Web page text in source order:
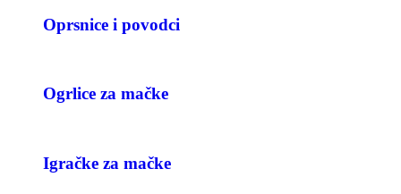
Oprsnice i povodci
Ogrlice za mačke
Igračke za mačke